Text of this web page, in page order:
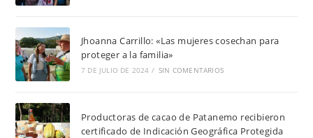
Jhoanna Carrillo: «Las mujeres cosechan para
proteger a la familia»
7 DE JULIO DE 2024 / SIN COMENTARIOS
Productoras de cacao de Patanemo recibieron
certificado de Indicación Geográfica Protegida